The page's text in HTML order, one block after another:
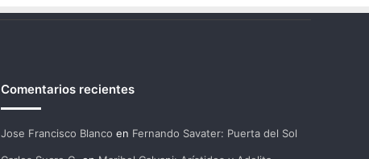
Comentarios recientes
Jose Francisco Blanco en Fernando Savater: Puerta del Sol